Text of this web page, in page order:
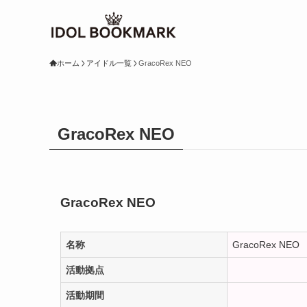
ホーム アイドル一覧 GracoRex NEO
GracoRex NEO
GracoRex NEO
名称 GracoRex NEO
活動拠点
活動期間